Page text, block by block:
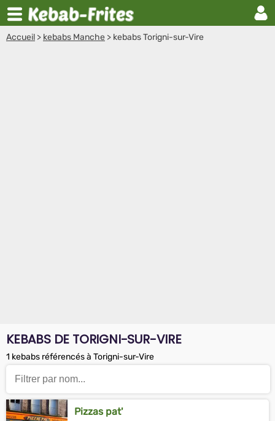
Accueil > kebabs Manche > kebabs Torigni-sur-Vire
KEBABS DE TORIGNI-SUR-VIRE
1 kebabs référencés à Torigni-sur-Vire
Pizzas pat'